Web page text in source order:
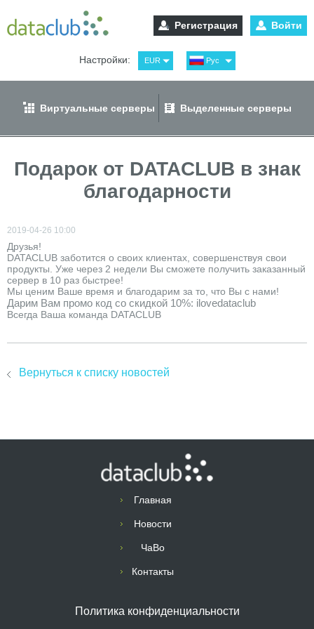
Регистрация Войти
Настройки: EUR
USD
Рус
Eng
Виртуальные серверы Выделенные серверы
Подарок от DATACLUB в знак
благодарности
2019-04-26 10:00
Друзья!
DATACLUB заботится о своих клиентах, совершенствуя свои
продукты. Уже через 2 недели Вы сможете получить заказанный
сервер в 10 раз быстрее!
Мы ценим Ваше время и благодарим за то, что Вы с нами!
Дарим Вам промо код со скидкой 10%: ilovedataclub
Всегда Ваша команда DATACLUB
Вернуться к списку новостей
Главная
Новости
ЧаВо
Контакты
Политика конфиденциальности